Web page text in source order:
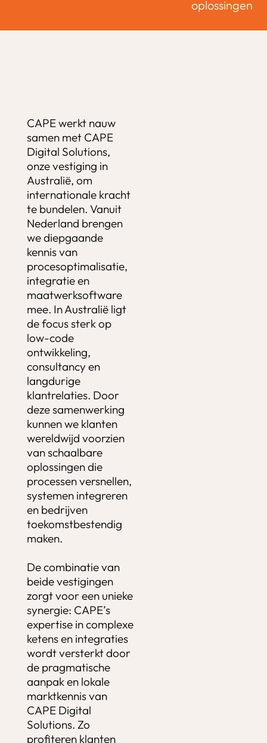
oplossingen
CAPE werkt nauw
samen met CAPE
Digital Solutions,
onze vestiging in
Australië, om
internationale kracht
te bundelen. Vanuit
Nederland brengen
we diepgaande
kennis van
procesoptimalisatie,
integratie en
maatwerksoftware
mee. In Australië ligt
de focus sterk op
low-code
ontwikkeling,
consultancy en
langdurige
klantrelaties. Door
deze samenwerking
kunnen we klanten
wereldwijd voorzien
van schaalbare
oplossingen die
processen versnellen,
systemen integreren
en bedrijven
toekomstbestendig
maken.
De combinatie van
beide vestigingen
zorgt voor een unieke
synergie: CAPE’s
expertise in complexe
ketens en integraties
wordt versterkt door
de pragmatische
aanpak en lokale
marktkennis van
CAPE Digital
Solutions. Zo
profiteren klanten